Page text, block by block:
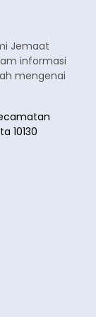
Jemaat
informasi
mengenai
10130